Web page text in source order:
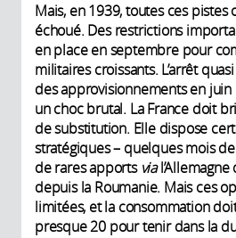
Mais, en 1939, toutes ces
échoué. Des restrictions
en place en septembre pour
militaires croissants. L’arrêt
des approvisionnements en
un choc brutal. La France doit
de substitution. Elle dispose
stratégiques – quelques mois
de rares apports via
depuis la Roumanie. Mais ces
limitées, et la consommation
presque 20 pour tenir dans la